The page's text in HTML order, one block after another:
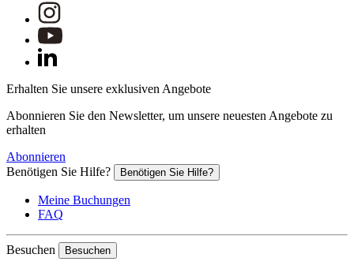
Erhalten Sie unsere exklusiven Angebote
Abonnieren Sie den Newsletter, um unsere neuesten Angebote zu
erhalten
Abonnieren
Benötigen Sie Hilfe?
Benötigen Sie Hilfe?
Meine Buchungen
FAQ
Besuchen Besuchen